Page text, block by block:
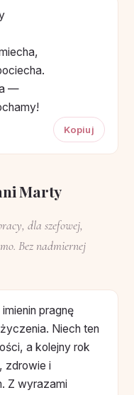
—
Kopiuj
Marty
dla szefowej,
Bez nadmiernej
pragnę
Niech ten
a kolejny rok
zdrowie i
Z wyrazami